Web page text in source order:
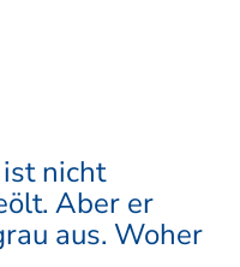
nicht
Aber er
aus. Woher